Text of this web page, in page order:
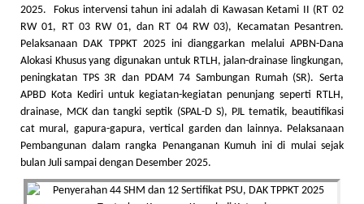
2025. Fokus intervensi tahun ini adalah di Kawasan Ketami II (RT 02
RW 01, RT 03 RW 01, dan RT 04 RW 03), Kecamatan Pesantren.
Pelaksanaan DAK TPPKT 2025 ini dianggarkan melalui APBN-Dana
Alokasi Khusus yang digunakan untuk RTLH, jalan-drainase lingkungan,
peningkatan TPS 3R dan PDAM 74 Sambungan Rumah (SR). Serta
APBD Kota Kediri untuk kegiatan-kegiatan penunjang seperti RTLH,
drainase, MCK dan tangki septik (SPAL-D S), PJL tematik, beautifikasi
cat mural, gapura-gapura, vertical garden dan lainnya. Pelaksanaan
Pembangunan dalam rangka Penanganan Kumuh ini di mulai sejak
bulan Juli sampai dengan Desember 2025.